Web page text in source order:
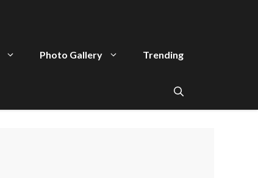
Photo Gallery Trending